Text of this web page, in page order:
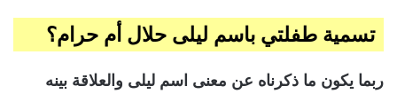
تسمية طفلتي باسم ليلى حلال أم حرام؟
ربما يكون ما ذكرناه عن معنى اسم ليلى والعلاقة بينه